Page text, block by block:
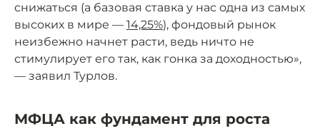
снижаться (а базовая ставка у нас одна из самых
высоких в мире — 14,25%), фондовый рынок
неизбежно начнет расти, ведь ничто не
стимулирует его так, как гонка за доходностью»,
— заявил Турлов.
МФЦА как фундамент для роста